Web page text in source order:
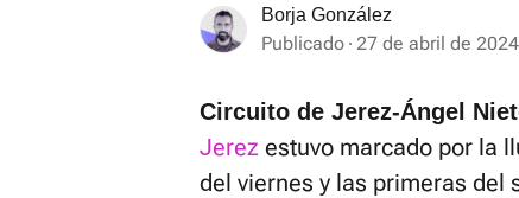
Borja González
Publicado 27 de abril de
Circuito de Jerez-Ángel
Jerez estuvo marcado por la
del viernes y las primeras del